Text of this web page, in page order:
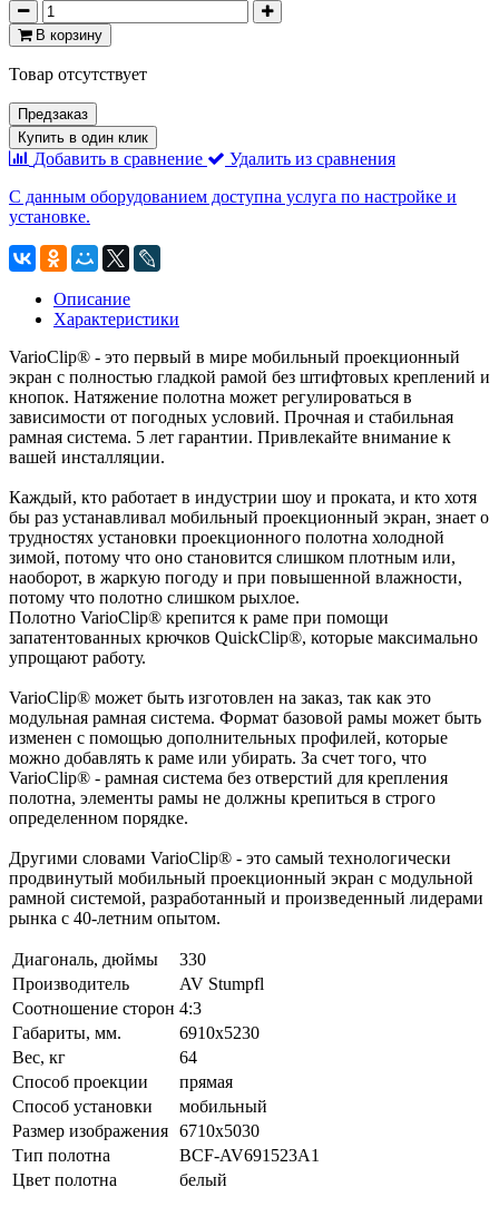
В корзину
Товар отсутствует
Предзаказ
Купить в один клик
Добавить в сравнение
Удалить из сравнения
С данным оборудованием доступна услуга по настройке и
установке.
Описание
Характеристики
VarioClip® - это первый в мире мобильный проекционный
экран с полностью гладкой рамой без штифтовых креплений и
кнопок. Натяжение полотна может регулироваться в
зависимости от погодных условий. Прочная и стабильная
рамная система. 5 лет гарантии. Привлекайте внимание к
вашей инсталляции.
Каждый, кто работает в индустрии шоу и проката, и кто хотя
бы раз устанавливал мобильный проекционный экран, знает о
трудностях установки проекционного полотна холодной
зимой, потому что оно становится слишком плотным или,
наоборот, в жаркую погоду и при повышенной влажности,
потому что полотно слишком рыхлое.
Полотно VarioClip® крепится к раме при помощи
запатентованных крючков QuickClip®, которые максимально
упрощают работу.
VarioClip® может быть изготовлен на заказ, так как это
модульная рамная система. Формат базовой рамы может быть
изменен с помощью дополнительных профилей, которые
можно добавлять к раме или убирать. За счет того, что
VarioClip® - рамная система без отверстий для крепления
полотна, элементы рамы не должны крепиться в строго
определенном порядке.
Другими словами VarioClip® - это самый технологически
продвинутый мобильный проекционный экран с модульной
рамной системой, разработанный и произведенный лидерами
рынка с 40-летним опытом.
Диагональ, дюймы
330
Производитель
AV Stumpfl
Соотношение сторон 4:3
Габариты, мм.
6910x5230
Вес, кг
64
Способ проекции
прямая
Способ установки
мобильный
Размер изображения 6710x5030
Тип полотна
BCF-AV691523A1
Цвет полотна
белый